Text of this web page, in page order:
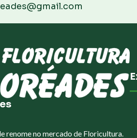
renome no mercado de Floricultura.